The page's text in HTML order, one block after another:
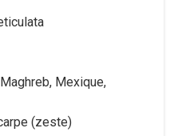
Mexique,
(zeste)